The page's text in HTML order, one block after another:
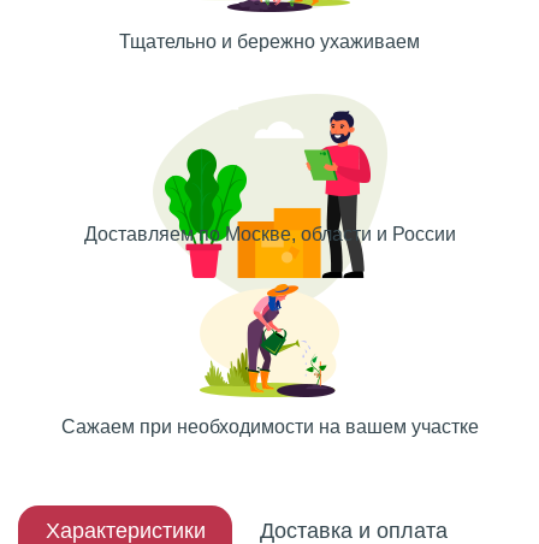
Тщательно и бережно ухаживаем
Доставляем по Москве, области и России
Сажаем при необходимости на вашем участке
Характеристики Доставка и оплата